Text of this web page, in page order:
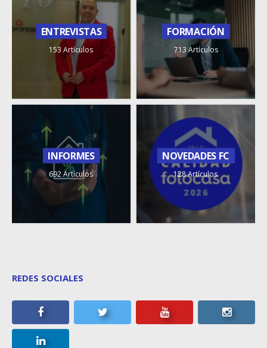
ENTREVISTAS
153 Artículos
FORMACIÓN
713 Artículos
INFORMES
692 Artículos
NOVEDADES FC
128 Artículos
REDES SOCIALES